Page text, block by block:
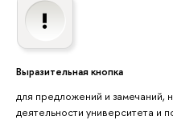
Выразительная кнопка
для предложений и замечаний,
деятельности университета и